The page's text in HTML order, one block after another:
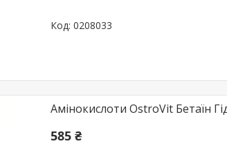
0208033
Амінокислоти OstroVit Бетаїн
585 ₴